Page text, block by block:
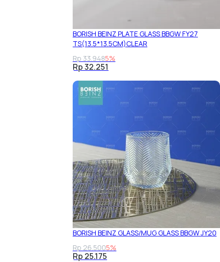
BORISH BEINZ PLATE GLASS BBGW FY27
TS(13.5*13.5CM)CLEAR
Rp 33.9485%
Rp 32.251
BORISH BEINZ GLASS/MUG GLASS BBGW JY20
Rp 26.5005%
Rp 25.175